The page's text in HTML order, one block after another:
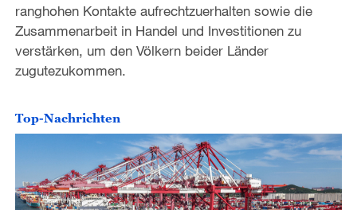
ranghohen Kontakte aufrechtzuerhalten sowie die
Zusammenarbeit in Handel und Investitionen zu
verstärken, um den Völkern beider Länder
zugutezukommen.
Top-Nachrichten